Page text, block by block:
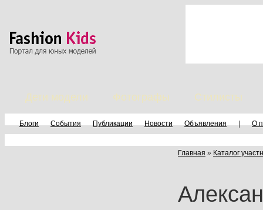
Дети модели Фотографы Стилисты
Блоги События Публикации Новости Объявления | О
Главная » Каталог